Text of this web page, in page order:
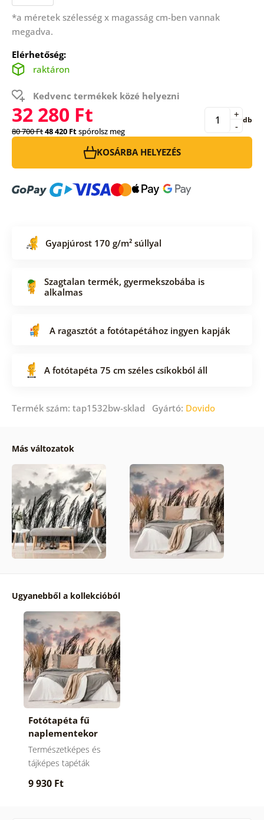
*a méretek szélesség x magasság cm-ben vannak
megadva.
Elérhetőség:
raktáron
Kedvenc termékek közé helyezni
32 280 Ft
80 700 Ft48 420 Ftspórolsz meg -
+ db
KOSÁRBA HELYEZÉS
Gyapjúrost 170 g/m² súllyal
Szagtalan termék, gyermekszobába is
alkalmas
A ragasztót a fotótapétához ingyen kapják
A fotótapéta 75 cm széles csíkokból áll
Termék szám: tap1532bw-sklad Gyártó: Dovido
Más változatok
Ugyanebből a kollekcióból
Fotótapéta fű
naplementekor
Természetképes és
tájképes tapéták
9 930 Ft